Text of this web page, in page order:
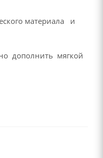
материала и
дополнить мягкой